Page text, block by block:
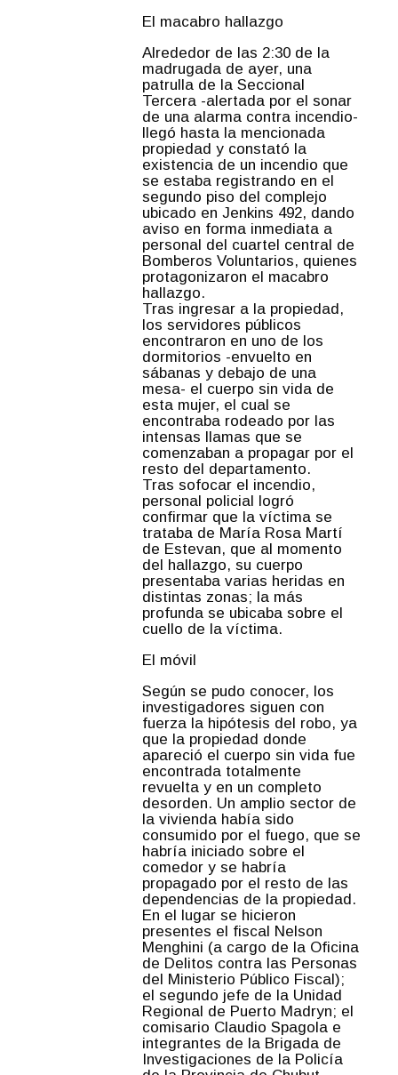
El macabro hallazgo
Alrededor de las 2:30 de la
madrugada de ayer, una
patrulla de la Seccional
Tercera -alertada por el sonar
de una alarma contra incendio-
llegó hasta la mencionada
propiedad y constató la
existencia de un incendio que
se estaba registrando en el
segundo piso del complejo
ubicado en Jenkins 492, dando
aviso en forma inmediata a
personal del cuartel central de
Bomberos Voluntarios, quienes
protagonizaron el macabro
hallazgo.
Tras ingresar a la propiedad,
los servidores públicos
encontraron en uno de los
dormitorios -envuelto en
sábanas y debajo de una
mesa- el cuerpo sin vida de
esta mujer, el cual se
encontraba rodeado por las
intensas llamas que se
comenzaban a propagar por el
resto del departamento.
Tras sofocar el incendio,
personal policial logró
confirmar que la víctima se
trataba de María Rosa Martí
de Estevan, que al momento
del hallazgo, su cuerpo
presentaba varias heridas en
distintas zonas; la más
profunda se ubicaba sobre el
cuello de la víctima.
El móvil
Según se pudo conocer, los
investigadores siguen con
fuerza la hipótesis del robo, ya
que la propiedad donde
apareció el cuerpo sin vida fue
encontrada totalmente
revuelta y en un completo
desorden. Un amplio sector de
la vivienda había sido
consumido por el fuego, que se
habría iniciado sobre el
comedor y se habría
propagado por el resto de las
dependencias de la propiedad.
En el lugar se hicieron
presentes el fiscal Nelson
Menghini (a cargo de la Oficina
de Delitos contra las Personas
del Ministerio Público Fiscal);
el segundo jefe de la Unidad
Regional de Puerto Madryn; el
comisario Claudio Spagola e
integrantes de la Brigada de
Investigaciones de la Policía